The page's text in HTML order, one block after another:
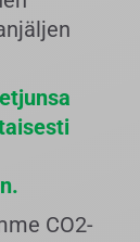
CO2-